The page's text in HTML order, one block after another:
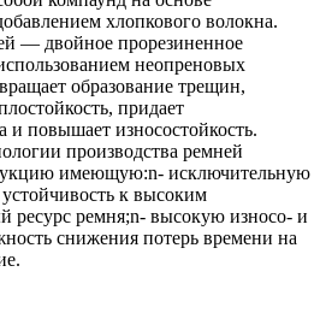
хлопкового волокна.
— двойное прорезиненное
неопреновых
образование трещин,
придает
и повышает износостойкость.
производства ремней
имеющую:n- исключительную
к высоким
ресурс ремня;n- высокую износо- и
снижения потерь времени на